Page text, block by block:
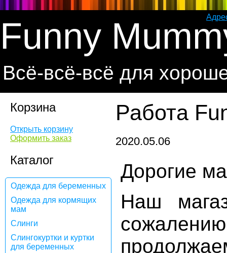
Funny
Всё-всё-всё для
Корзина
Открыть корзину
Оформить заказ
Каталог
Одежда для беременных
Одежда для кормящих
мам
Слинги
Слингокуртки и куртки
для беременных
Работа
2020.05.06
Дорогие
Наш